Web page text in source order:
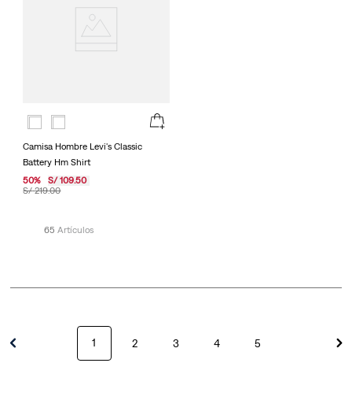
Camisa Hombre Levi's Classic
Battery Hm Shirt
S/ 219.00
50% S/ 109.50
65
1 2 3 4 5